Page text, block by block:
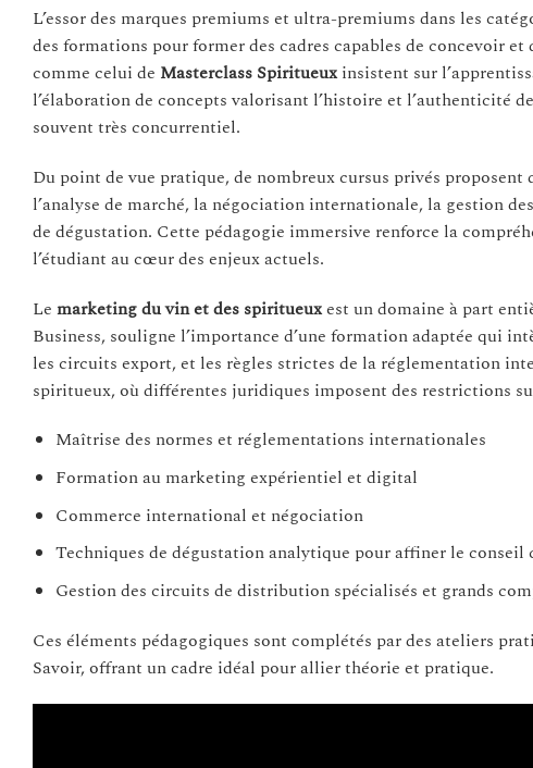
L’essor des marques premiums et ultra-premiums dans les
des formations pour former des cadres capables de concevoir
comme celui de Masterclass Spiritueuxinsistent sur
l’élaboration de concepts valorisant l’histoire et l’authenticité
souvent très concurrentiel.
Du point de vue pratique, de nombreux cursus privés
l’analyse de marché, la négociation internationale, la gestion
de dégustation. Cette pédagogie immersive renforce la
l’étudiant au cœur des enjeux actuels.
Le marketing du vin et des spiritueuxest un domaine à part
Business, souligne l’importance d’une formation adaptée qui
les circuits export, et les règles strictes de la réglementation
spiritueux, où différentes juridiques imposent des restrictions
Maîtrise des normes et réglementations internationales
Formation au marketing expérientiel et digital
Commerce international et négociation
Techniques de dégustation analytique pour affiner le conseil
Gestion des circuits de distribution spécialisés et grands
Ces éléments pédagogiques sont complétés par des ateliers
Savoir, offrant un cadre idéal pour allier théorie et pratique.